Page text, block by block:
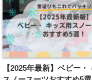
【2025年最新】ベビー・